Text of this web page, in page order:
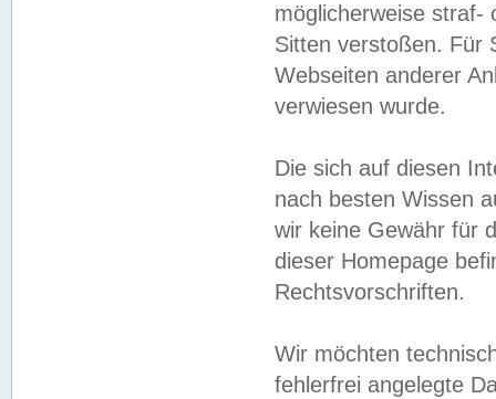
möglicherweise straf-
Sitten verstoßen. Für
Webseiten anderer
verwiesen wurde.
Die sich auf diesen
nach besten Wissen
wir keine Gewähr für
dieser Homepage
Rechtsvorschriften.
Wir möchten
fehlerfrei angelegte